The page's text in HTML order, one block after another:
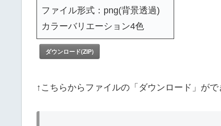
ファイル形式：png(背景透過)
カラーバリエーション4色
ダウンロード(ZIP)
↑こちらからファイルの「ダウンロード」が